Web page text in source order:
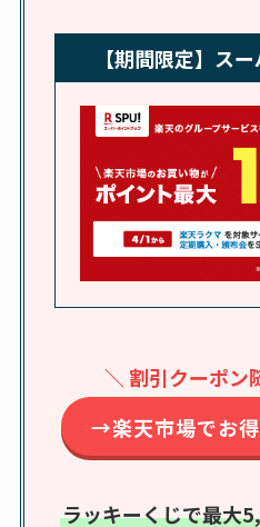
【期間限定】ス
＼ 割引クーポン
→楽天市場でお
ラッキーくじで最大